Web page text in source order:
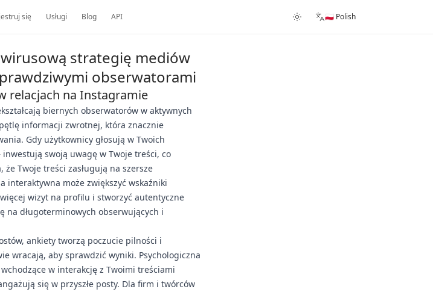
się Usługi Blog API 🇵🇱 Polish
strategię mediów
obserwatorami
relacjach na Instagramie
biernych obserwatorów w aktywnych
informacji zwrotnej, która znacznie
Gdy użytkownicy głosują w Twoich
swoją uwagę w Twoje treści, co
Twoje treści zasługują na szersze
interaktywna może zwiększyć wskaźniki
wizyt na profilu i stworzyć autentyczne
na długoterminowych obserwujących i
ankiety tworzą poczucie pilności i
wracają, aby sprawdzić wyniki. Psychologiczna
w interakcję z Twoimi treściami
się w przyszłe posty. Dla firm i twórców